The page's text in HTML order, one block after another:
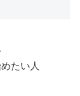
たい人